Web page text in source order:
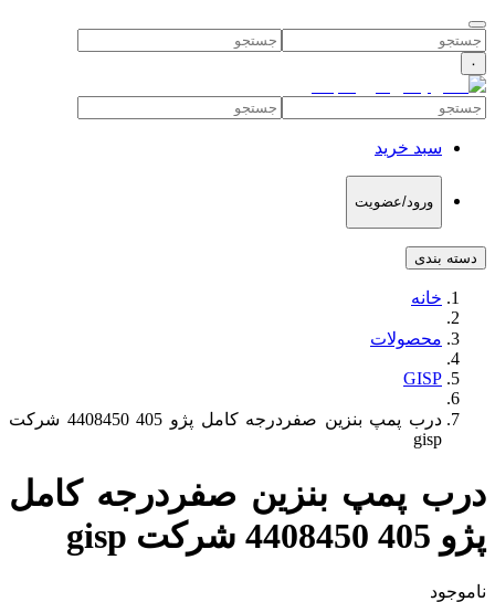
۰
سبد خرید
ورود/عضویت
دسته بندی
خانه
محصولات
GISP
درب پمپ بنزین صفردرجه کامل پژو 405 4408450 شرکت
gisp
درب پمپ بنزین صفردرجه کامل
پژو 405 4408450 شرکت gisp
ناموجود